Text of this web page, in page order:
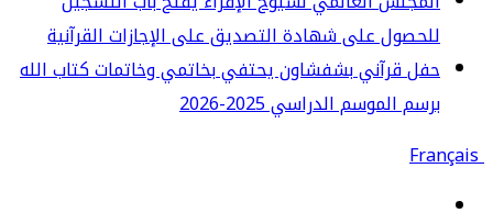
على شهادة التصديق على الإجازات القرآنية
قرآني بشفشاون يحتفي بخاتمي وخاتمات كتاب الله
الموسم الدراسي 2025-2026